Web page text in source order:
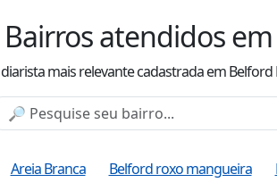
Bairros atendidos
diarista mais relevante cadastradaem Belford
Areia Branca Belford roxo mangueira